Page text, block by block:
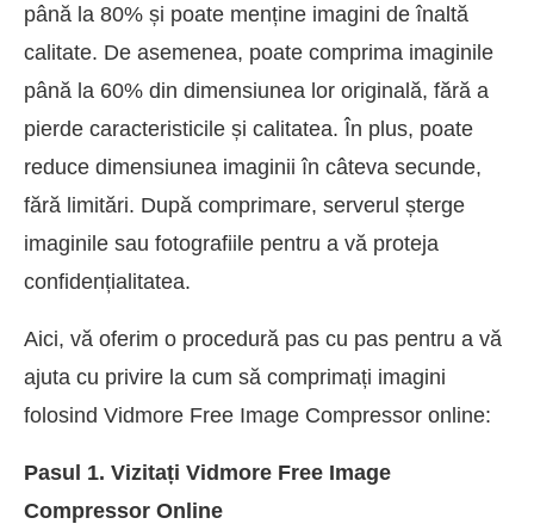
până la 80% și poate menține imagini de înaltă
calitate. De asemenea, poate comprima imaginile
până la 60% din dimensiunea lor originală, fără a
pierde caracteristicile și calitatea. În plus, poate
reduce dimensiunea imaginii în câteva secunde,
fără limitări. După comprimare, serverul șterge
imaginile sau fotografiile pentru a vă proteja
confidențialitatea.
Aici, vă oferim o procedură pas cu pas pentru a vă
ajuta cu privire la cum să comprimați imagini
folosind Vidmore Free Image Compressor online:
Pasul 1. Vizitați Vidmore Free Image
Compressor Online